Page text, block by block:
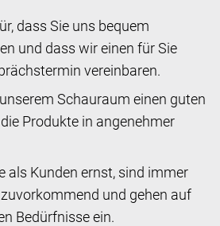
dass Sie uns bequem
und dass wir einen für Sie
vereinbaren.
Schauraum einen guten
Produkte in angenehmer
als Kunden ernst, sind immer
und gehen auf
Bedürfnisse ein.